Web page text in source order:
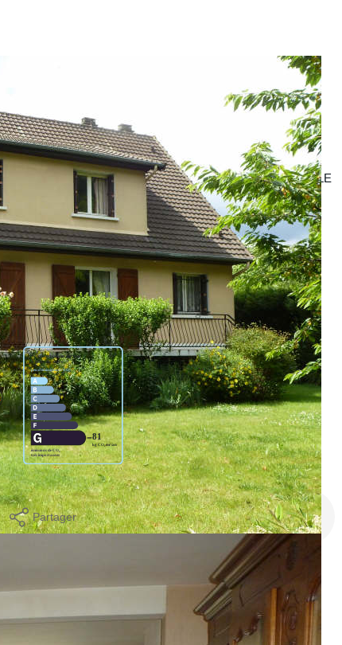
43 m² TRAVERSANT, CUISINE, SOUS-SOL TOTAL, LE
à la charge de l'acquéreur
Partager Calculer mon budget